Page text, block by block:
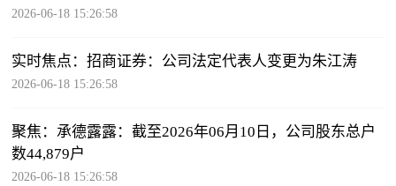
2026-06-18 15:26:58
实时焦点：招商证券：公司法定代表人变更为朱江涛
2026-06-18 15:26:58
聚焦：承德露露：截至2026年06月10日，公司股东总户
数44,879户
2026-06-18 15:26:58